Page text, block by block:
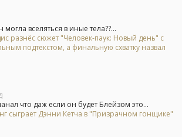
вселяться в иные тела??...
разнёс сюжет "Человек-паук: Новый день" с
подтекстом, а финальную схватку назвал
что даж если он будет Блейзом это...
сыграет Дэнни Кетча в "Призрачном гонщике"